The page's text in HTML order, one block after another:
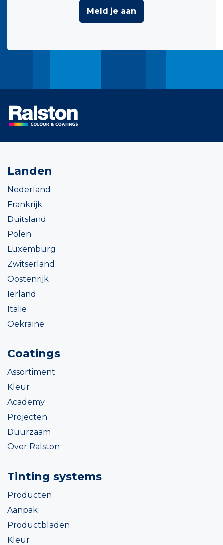
Meld je aan
Landen
Nederland
Frankrijk
Duitsland
Polen
Luxemburg
Zwitserland
Oostenrijk
Ierland
Italië
Oekraïne
Coatings
Assortiment
Kleur
Academy
Projecten
Duurzaam
Over Ralston
Tinting systems
Producten
Aanpak
Productbladen
Kleur